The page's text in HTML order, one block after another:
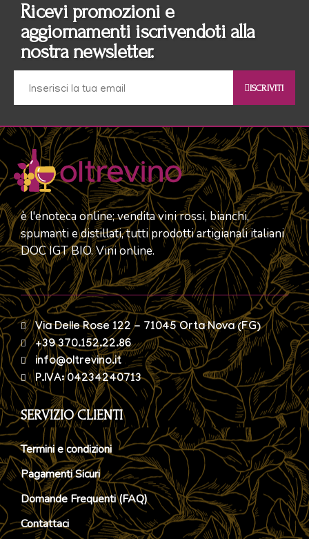
Ricevi promozioni e
aggiornamenti iscrivendoti alla
nostra newsletter.
ISCRIVITI
è l'enoteca online; vendita vini rossi, bianchi,
spumanti e distillati, tutti prodotti artigianali italiani
DOC IGT BIO. Vini online.
Via Delle Rose 122 - 71045 Orta Nova (FG)
+39 370.152.22.86
info@oltrevino.it
P.IVA: 04234240713
SERVIZIO CLIENTI
Termini e condizioni
Pagamenti Sicuri
Domande Frequenti (FAQ)
Contattaci